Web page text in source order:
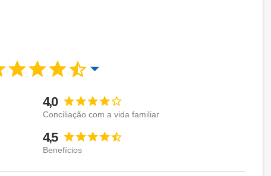
4,0
Conciliação com a vida familiar
4,5
Benefícios